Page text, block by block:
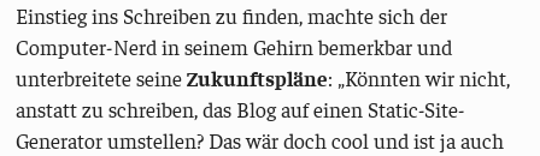
Einstieg ins Schreiben zu finden, machte sich der
Computer-Nerd in seinem Gehirn bemerkbar und
unterbreitete seineZukunftspläne: „Könnten wir nicht,
anstatt zu schreiben, das Blog auf einen Static-Site-
Generator umstellen? Das wär doch cool und ist ja auch